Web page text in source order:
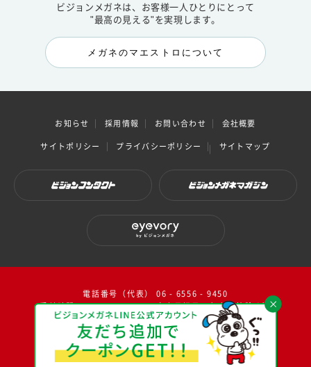
ビジョンメガネは、お客様一人ひとりにとって
"最高の見える"を実現します。
メガネのマエストロについて
お知らせ 採用情報 お問い合わせ 会社概要
サイトポリシー プライバシーポリシー サイトマップ
電話番号（代表） 06 - 6556 - 9450
受付時間：10：00～17：00（ 土日祝日・年末年始除く）
facebook instagram youtube